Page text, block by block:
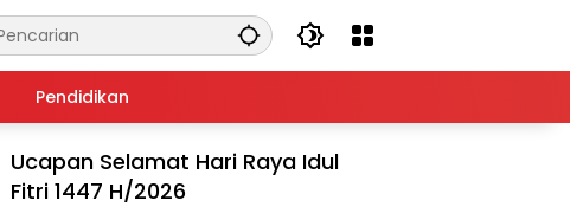
Pendidikan
Ucapan Selamat Hari Raya Idul
Fitri 1447 H/2026